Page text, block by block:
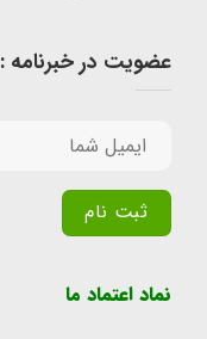
عضویت در خبرنامه :
نماد اعتماد ما